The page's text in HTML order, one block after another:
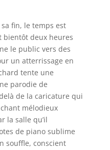
fin, le temps est
bientôt deux heures
le public vers des
un atterrissage en
tente une
parodie de
de la caricature qui
mélodieux
la salle qu’il
de piano sublime
souffle, conscient